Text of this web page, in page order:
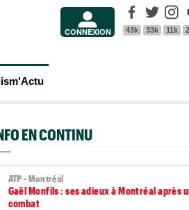
CONNEXION
Facebook
43k 33k 11k
EN CONTINU
ATP - Montréal
Gaël Monfils : ses adieux à Montréal après
combat